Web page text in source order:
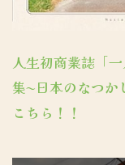
人生初商業誌「
集〜日本のなつ
こちら！！